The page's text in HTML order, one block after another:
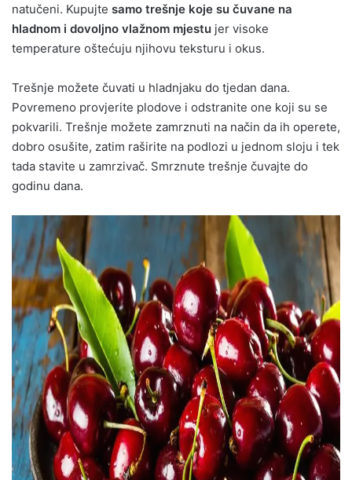
natučeni. Kupujte samo trešnje koje su čuvane na
hladnom i dovoljno vlažnom mjestu jer visoke
temperature oštećuju njihovu teksturu i okus.
Trešnje možete čuvati u hladnjaku do tjedan dana.
Povremeno provjerite plodove i odstranite one koji su se
pokvarili. Trešnje možete zamrznuti na način da ih operete,
dobro osušite, zatim raširite na podlozi u jednom sloju i tek
tada stavite u zamrzivač. Smrznute trešnje čuvajte do
godinu dana.